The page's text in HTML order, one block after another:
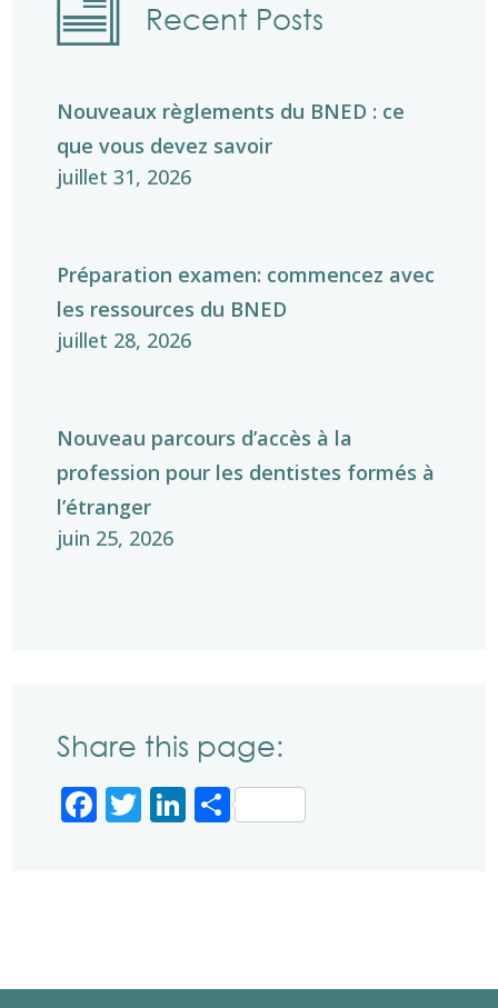
Recent Posts
Nouveaux règlements du BNED : ce
que vous devez savoir
juillet 31, 2026
Préparation examen: commencez avec
les ressources du BNED
juillet 28, 2026
Nouveau parcours d’accès à la
profession pour les dentistes formés à
l’étranger
juin 25, 2026
Share this page:
Facebook
Twitter
LinkedIn
Partager